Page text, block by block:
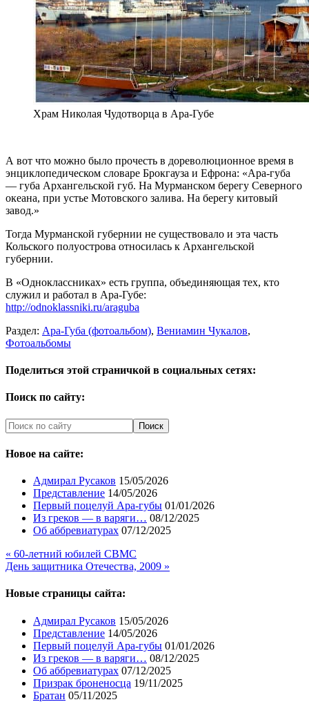
Храм Николая Чудотворца в Ара-Губе
А вот что можно было прочесть в дореволюционное время в
энциклопедическом словаре Брокгауза и Ефрона: «Ара-губа
— губа Архангельской губ. На Мурманском берегу Северного
океана, при устье Мотовского залива. На берегу китовый
завод.»
Тогда Мурманской губернии не существовало и эта часть
Кольского полуострова относилась к Архангельской
губернии.
В «Одноклассниках» есть группа, объединяющая тех, кто
служил и работал в Ара-Губе:
http://odnoklassniki.ru/araguba
Раздел: Ара-Губа (фотоальбом), Вениамин Чукалов,
Фотоальбомы
Поделиться этой страничкой в социальных сетях:
Поиск по сайту:
Новое на сайте:
Адмирал Русаков 15/05/2026
Представление 14/05/2026
Первый поцелуй Ара-губы 01/01/2026
Из греков — в варяги… 08/12/2025
Об аббревиатурах 07/12/2025
« 60-летний юбилей СВМС
День защитника Отечества, 2009 »
Новые страницы сайта:
Адмирал Русаков 15/05/2026
Представление 14/05/2026
Первый поцелуй Ара-губы 01/01/2026
Из греков — в варяги… 08/12/2025
Об аббревиатурах 07/12/2025
Призрак броненосца 19/11/2025
Братан 05/11/2025